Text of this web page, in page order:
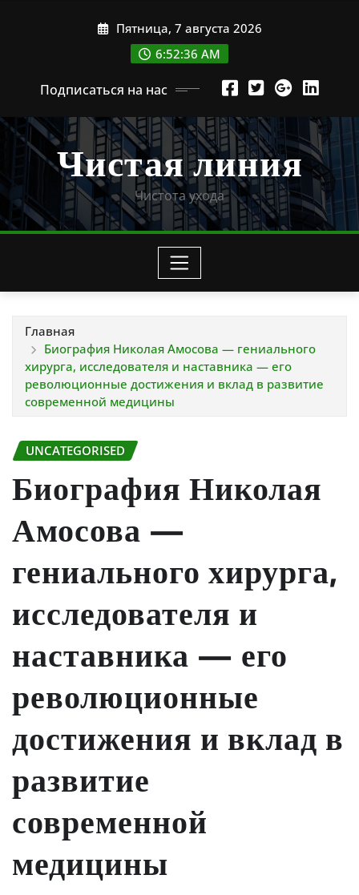
Пятница, 7 августа 2026
6:52:36 AM
Подписаться на нас
Чистая линия
Чистота ухода
Главная
Биография Николая Амосова — гениального
хирурга, исследователя и наставника — его
революционные достижения и вклад в развитие
современной медицины
UNCATEGORISED
Биография Николая
Амосова —
гениального хирурга,
исследователя и
наставника — его
революционные
достижения и вклад в
развитие
современной
медицины